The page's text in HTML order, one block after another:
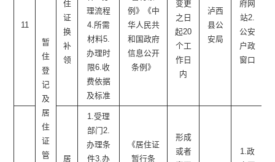
11
暂
住
登
记
及
居
住
证
管
住
证
换
补
领
理流程
4.所需
材料5.
办理时
限6.收
费依据
及标准
例》《中
华人民共
和国政府
信息公开
条例》
变更
之日
起20
个工
作日
内
泸西
县公
安局
府网
站2.
公安
户政
窗口
居
1.受理
部门2.
办理条
件3.办
《居住证
暂行条
形成
或者
1.政